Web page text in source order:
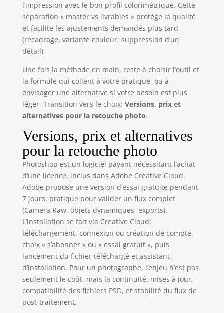
l’impression avec le bon profil colorimétrique. Cette
séparation « master vs livrables » protège la qualité
et facilite les ajustements demandés plus tard
(recadrage, variante couleur, suppression d’un
détail).
Une fois la méthode en main, reste à choisir l’outil et
la formule qui collent à votre pratique, ou à
envisager une alternative si votre besoin est plus
léger. Transition vers le choix: Versions, prix et
alternatives pour la retouche photo.
Versions, prix et alternatives
pour la retouche photo
Photoshop est un logiciel payant nécessitant l’achat
d’une licence, inclus dans Adobe Creative Cloud.
Adobe propose une version d’essai gratuite pendant
7 jours, pratique pour valider un flux complet
(Camera Raw, objets dynamiques, exports).
L’installation se fait via Creative Cloud:
téléchargement, connexion ou création de compte,
choix « s’abonner » ou « essai gratuit », puis
lancement du fichier téléchargé et assistant
d’installation. Pour un photographe, l’enjeu n’est pas
seulement le coût, mais la continuité: mises à jour,
compatibilité des fichiers PSD, et stabilité du flux de
post-traitement.